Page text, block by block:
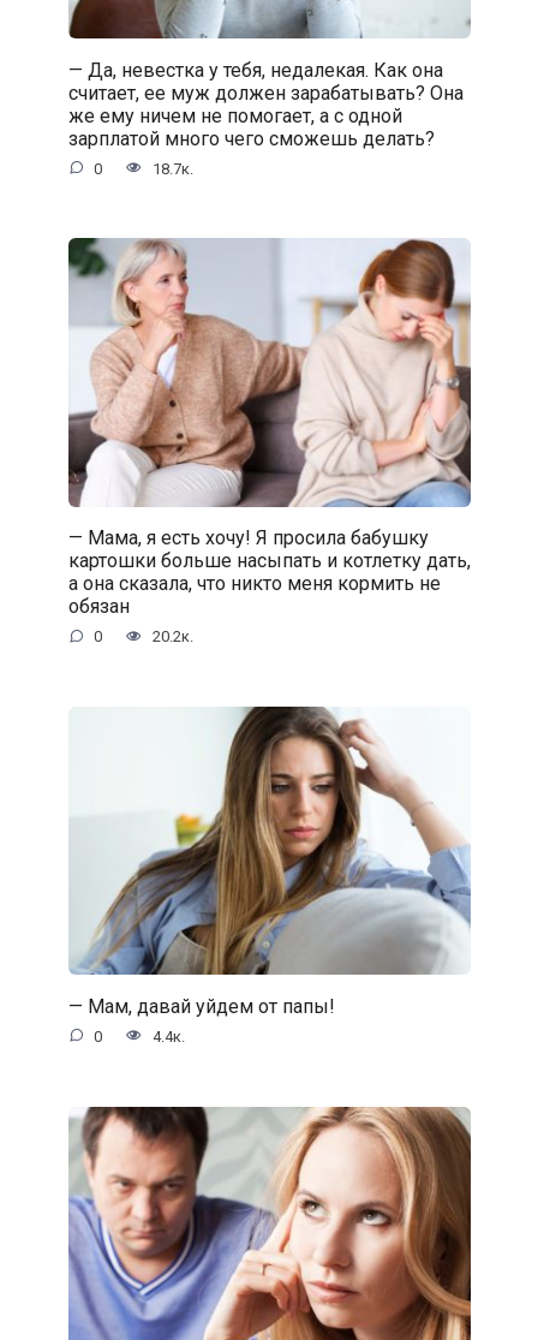
— Да, невестка у тебя, недалекая. Как она
считает, ее муж должен зарабатывать? Она
же ему ничем не помогает, а с одной
зарплатой много чего сможешь делать?
0 18.7к.
— Мама, я есть хочу! Я просила бабушку
картошки больше насыпать и котлетку дать,
а она сказала, что никто меня кормить не
обязан
0 20.2к.
— Мам, давай уйдем от папы!
0 4.4к.